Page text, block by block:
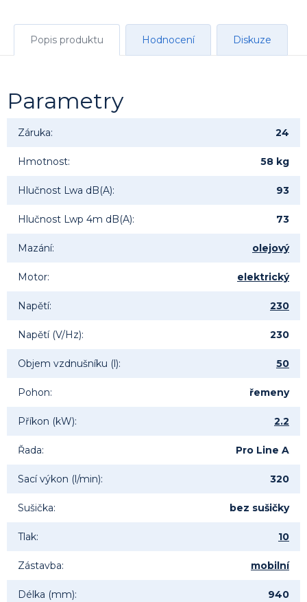
Popis produktu Hodnocení Diskuze
Parametry
Záruka: 24
Hmotnost: 58 kg
Hlučnost Lwa dB(A): 93
Hlučnost Lwp 4m dB(A): 73
Mazání: olejový
Motor: elektrický
Napětí: 230
Napětí (V/Hz): 230
Objem vzdnušníku (l): 50
Pohon: řemeny
Příkon (kW): 2.2
Řada: Pro Line A
Sací výkon (l/min): 320
Sušička: bez sušičky
Tlak: 10
Zástavba: mobilní
Délka (mm): 940